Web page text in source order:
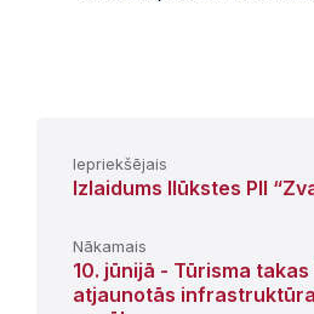
Iepriekšējais
Izlaidums Ilūkstes PII
Nākamais
10. jūnijā - Tūrisma takas
atjaunotās